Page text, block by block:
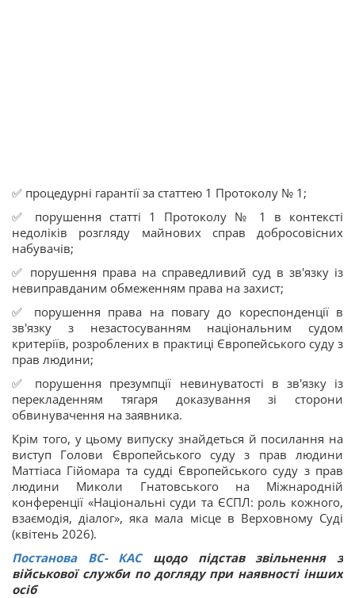
✅ процедурні гарантії за статтею 1 Протоколу № 1;
✅ порушення статті 1 Протоколу № 1 в контексті
недоліків розгляду майнових справ добросовісних
набувачів;
✅ порушення права на справедливий суд в зв'язку із
невиправданим обмеженням права на захист;
✅ порушення права на повагу до кореспонденції в
зв'язку з незастосуванням національним судом
критеріїв, розроблених в практиці Європейського суду з
прав людини;
✅ порушення презумпції невинуватості в зв'язку із
перекладенням тягаря доказування зі сторони
обвинувачення на заявника.
Крім того, у цьому випуску знайдеться й посилання на
виступ Голови Європейського суду з прав людини
Маттіаса Гійомара та судді Європейського суду з прав
людини Миколи Гнатовського на Міжнародній
конференції «Національні суди та ЄСПЛ: роль кожного,
взаємодія, діалог», яка мала місце в Верховному Суді
(квітень 2026).
Постанова ВС- КАСщодо підстав звільнення з
військової служби по догляду при наявності інших
осіб